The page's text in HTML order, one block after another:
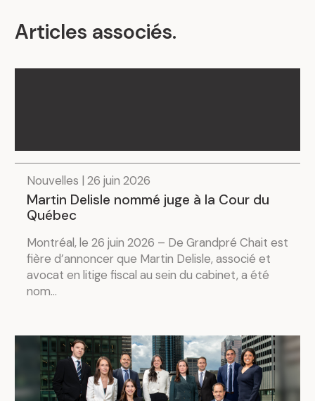
Articles associés.
Nouvelles | 26 juin 2026
Martin Delisle nommé juge à la Cour du
Québec
Montréal, le 26 juin 2026 – De Grandpré Chait est
fière d’annoncer que Martin Delisle, associé et
avocat en litige fiscal au sein du cabinet, a été
nom...